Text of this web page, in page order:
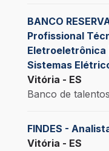
BANCO
Profissional
Eletroeletrônica
Sistemas
Vitória - ES
Banco de talentos
FINDES -
Vitória - ES